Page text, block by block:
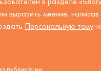
выразить мнение,
Персональную тему
публикации